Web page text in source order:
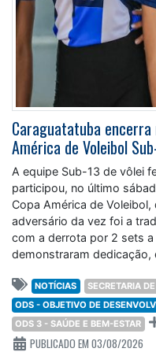
Caraguatatuba encerra
América de Voleibol
A equipe Sub-13 de vôlei
participou, no último
Copa América de
adversário da vez foi a
com a derrota por 2 sets
demonstraram dedicação,
NOTÍCIAS
SECRETARIA
ODS - OBJETIVO DE
ODS 3 - SAÚDE E BEM-ESTAR
PUBLICADO EM 03/08/2026